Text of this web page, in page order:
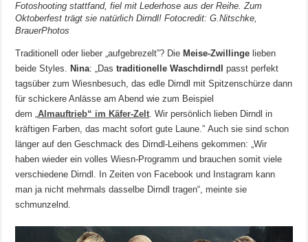
Fotoshooting stattfand, fiel mit Lederhose aus der Reihe. Zum
Oktoberfest trägt sie natürlich Dirndl! Fotocredit: G.Nitschke,
BrauerPhotos
Traditionell oder lieber „aufgebrezelt”? Die Meise-Zwillinge lieben
beide Styles. Nina: „Dastraditionelle Waschdirndl
passt perfekt
tagsüber zum Wiesnbesuch, das edle Dirndl mit Spitzenschürze dann
für schickere Anlässe am Abend wie zum Beispiel
dem „Almauftrieb“ im Käfer-Zelt. Wir persönlich lieben Dirndl in
kräftigen Farben, das macht sofort gute Laune.” Auch sie sind schon
länger auf den Geschmack des Dirndl-Leihens gekommen: „Wir
haben wieder ein volles Wiesn-Programm und brauchen somit viele
verschiedene Dirndl. In Zeiten von Facebook und Instagram kann
man ja nicht mehrmals dasselbe Dirndl tragen“, meinte sie
schmunzelnd.